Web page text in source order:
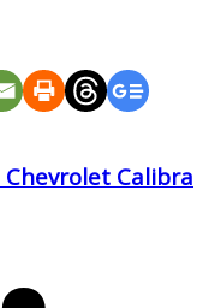
Chevrolet Calibra